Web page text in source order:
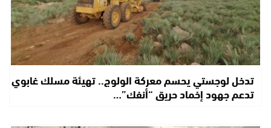
تدخل لوجستي يحسم معركة الولوج.. تهيئة مسلك غابوي
تدعم جهود إخماد حريق “أنفك”…